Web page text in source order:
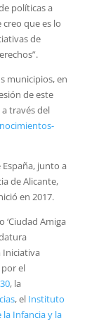
políticas a
que es lo
de
municipios, en
de este
través del
España, junto a
de Alicante,
en 2017.
‘Ciudad Amiga
Iniciativa
el
, la
, el Instituto
la Infancia y la